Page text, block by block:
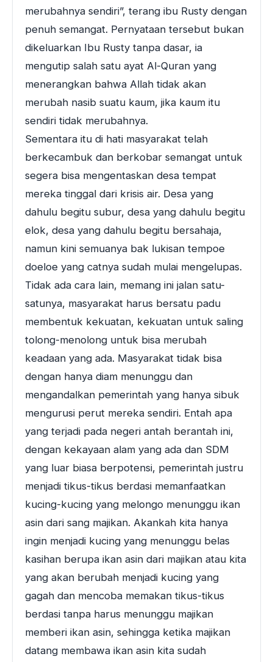
merubahnya sendiri”, terang ibu Rusty dengan
penuh semangat. Pernyataan tersebut bukan
dikeluarkan Ibu Rusty tanpa dasar, ia
mengutip salah satu ayat Al-Quran yang
menerangkan bahwa Allah tidak akan
merubah nasib suatu kaum, jika kaum itu
sendiri tidak merubahnya.
Sementara itu di hati masyarakat telah
berkecambuk dan berkobar semangat untuk
segera bisa mengentaskan desa tempat
mereka tinggal dari krisis air. Desa yang
dahulu begitu subur, desa yang dahulu begitu
elok, desa yang dahulu begitu bersahaja,
namun kini semuanya bak lukisan tempoe
doeloe yang catnya sudah mulai mengelupas.
Tidak ada cara lain, memang ini jalan satu-
satunya, masyarakat harus bersatu padu
membentuk kekuatan, kekuatan untuk saling
tolong-menolong untuk bisa merubah
keadaan yang ada. Masyarakat tidak bisa
dengan hanya diam menunggu dan
mengandalkan pemerintah yang hanya sibuk
mengurusi perut mereka sendiri. Entah apa
yang terjadi pada negeri antah berantah ini,
dengan kekayaan alam yang ada dan SDM
yang luar biasa berpotensi, pemerintah justru
menjadi tikus-tikus berdasi memanfaatkan
kucing-kucing yang melongo menunggu ikan
asin dari sang majikan. Akankah kita hanya
ingin menjadi kucing yang menunggu belas
kasihan berupa ikan asin dari majikan atau kita
yang akan berubah menjadi kucing yang
gagah dan mencoba memakan tikus-tikus
berdasi tanpa harus menunggu majikan
memberi ikan asin, sehingga ketika majikan
datang membawa ikan asin kita sudah